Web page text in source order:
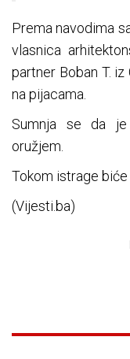
Prema navodima
vlasnica
partner Boban T.
na pijacama.
Sumnja se da je
oružjem.
Tokom istrage
(Vijesti.ba)